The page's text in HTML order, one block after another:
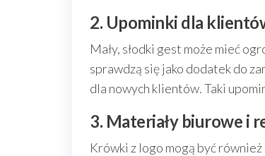
2. Upominki dla
Mały, słodki gest może mieć
sprawdzą się jako dodatek do
dla nowych klientów. Taki
3. Materiały biurowe i
Krówki z logo mogą być